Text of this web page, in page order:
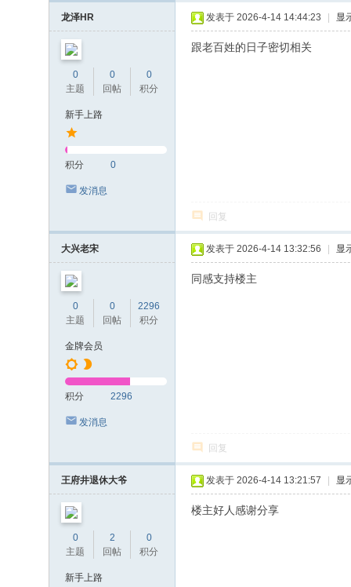
龙泽HR
0
主题
0
回帖
0
积分
新手上路
积分 0
发消息
发表于 2026-4-14 14:44:23 显
跟老百姓的日子密切相关
回复
大兴老宋
0
主题
0
回帖
2296
积分
金牌会员
积分 2296
发消息
发表于 2026-4-14 13:32:56 显
同感支持楼主
回复
王府井退休大爷
0
主题
2
回帖
0
积分
新手上路
发表于 2026-4-14 13:21:57 显
楼主好人感谢分享